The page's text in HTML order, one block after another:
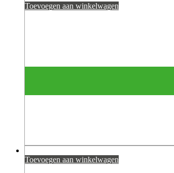
Toevoegen aan winkelwagen
Toevoegen aan winkelwagen